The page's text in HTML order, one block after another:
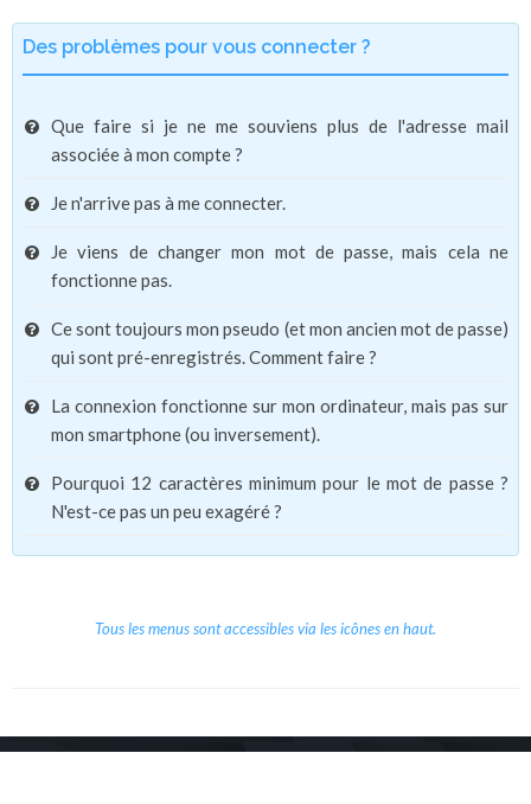
Des problèmes pour vous connecter ?
Que faire si je ne me souviens plus de l'adresse mail
associée à mon compte ?
Je n'arrive pas à me connecter.
Je viens de changer mon mot de passe, mais cela ne
fonctionne pas.
Ce sont toujours mon pseudo (et mon ancien mot de passe)
qui sont pré-enregistrés. Comment faire ?
La connexion fonctionne sur mon ordinateur, mais pas sur
mon smartphone (ou inversement).
Pourquoi 12 caractères minimum pour le mot de passe ?
N'est-ce pas un peu exagéré ?
Tous les menus sont accessibles via les icônes en haut.